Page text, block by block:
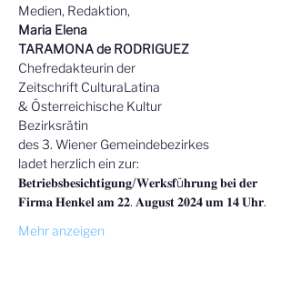
Medien, Redaktion,
Maria Elena
TARAMONA de RODRIGUEZ
Chefredakteurin der
Zeitschrift CulturaLatina
& Österreichische Kultur
Bezirksrätin
des 3. Wiener Gemeindebezirkes
ladet herzlich ein zur:
𝐁𝐞𝐭𝐫𝐢𝐞𝐛𝐬𝐛𝐞𝐬𝐢𝐜𝐡𝐭𝐢𝐠𝐮𝐧𝐠/𝐖𝐞𝐫𝐤𝐬𝐟ü𝐡𝐫𝐮𝐧𝐠 𝐛𝐞𝐢 𝐝𝐞𝐫
𝐅𝐢𝐫𝐦𝐚 𝐇𝐞𝐧𝐤𝐞𝐥 𝐚𝐦 𝟐𝟐. 𝐀𝐮𝐠𝐮𝐬𝐭 𝟐𝟎𝟐𝟒 𝐮𝐦 𝟏𝟒 𝐔𝐡𝐫.
Mehr anzeigen